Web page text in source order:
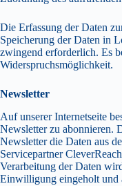
Die Erfassung der Daten
Speicherung der Daten in
zwingend erforderlich. Es
Widerspruchsmöglichkeit.
Newsletter
Auf unserer Internetseite
Newsletter zu abonnieren.
Newsletter die Daten aus
Servicepartner
Verarbeitung der Daten
Einwilligung eingeholt und